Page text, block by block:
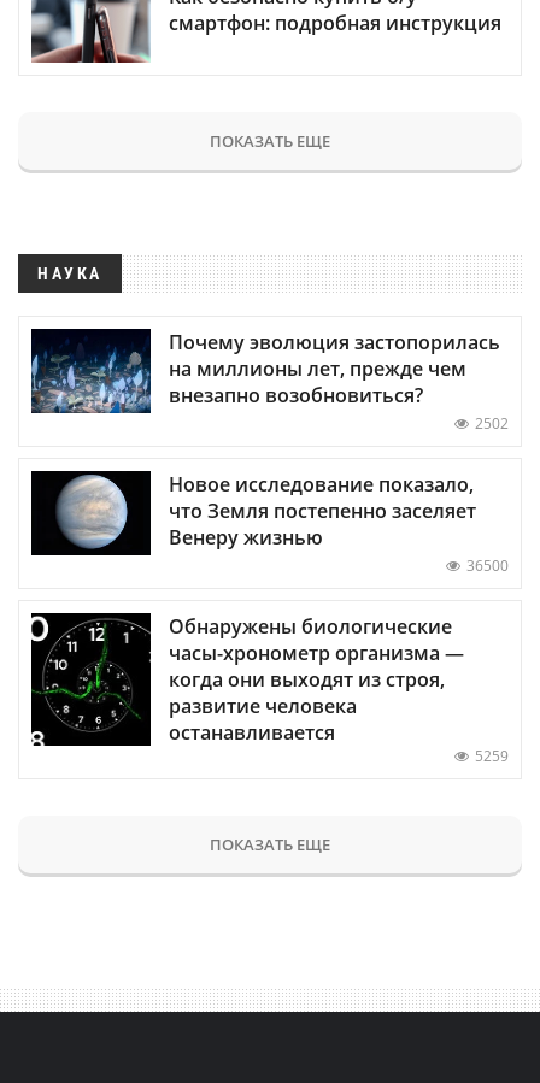
смартфон: подробная инструкция
ПОКАЗАТЬ ЕЩЕ
НАУКА
Почему эволюция застопорилась
на миллионы лет, прежде чем
внезапно возобновиться?
2502
Новое исследование показало,
что Земля постепенно заселяет
Венеру жизнью
36500
Обнаружены биологические
часы-хронометр организма —
когда они выходят из строя,
развитие человека
останавливается
5259
ПОКАЗАТЬ ЕЩЕ